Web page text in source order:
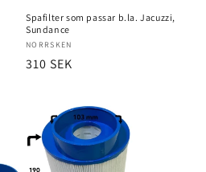
Spafilter som passar b.la. Jacuzzi,
Sundance
Säljare:
NORRSKEN
Ordinarie
310 SEK